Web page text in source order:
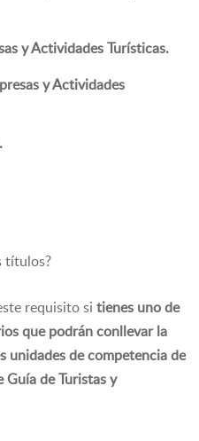
y Actividades Turísticas.
y Actividades
títulos?
requisito si tienes uno de
que podrán conllevar la
unidades de competencia de
de Turistas y